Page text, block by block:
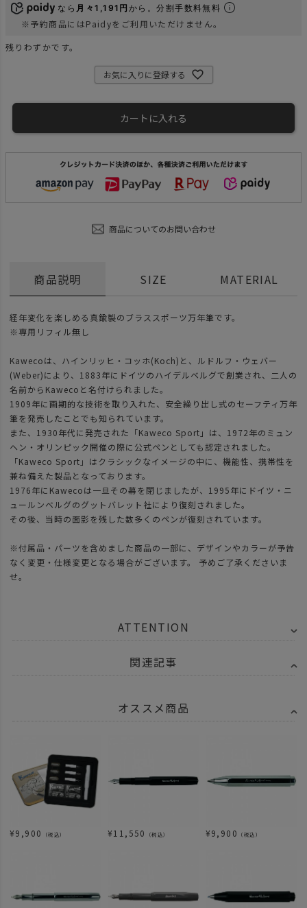
なら 月々1,191円 から。分割手数料無料
※予約商品にはPaidyをご利用いただけません。
残りわずかです。
お気に入りに登録する
カートに入れる
商品についてのお問い合わせ
商品説明
経年変化を楽しめる真鍮製のブラススポーツ万年筆です。
※専用リフィル無し
Kawecoは、ハインリッヒ・コッホ(Koch)と、ルドルフ・ウェバー
(Weber)により、1883年にドイツのハイデルベルグで創業され、二人の
名前からKawecoと名付けられました。
1909年に画期的な技術を取り入れた、安全繰り出し式のセーフティ万年
筆を発売したことでも知られています。
また、1930年代に発売された「Kaweco Sport」は、1972年のミュン
ヘン・オリンピック開催の際に公式ペンとしても認定されました。
「Kaweco Sport」はクラシックなイメージの中に、機能性、携帯性を
兼ね備えた製品となっております。
1976年にKawecoは一旦その幕を閉じましたが、1995年にドイツ・ニ
ュールンベルグのグットバレット社により復刻されました。
その後、当時の面影を残した数多くのペンが復刻されています。
※付属品・パーツを含めました商品の一部に、デザインやカラーが予告
なく変更・仕様変更となる場合がございます。 予めご了承くださいま
せ。
SIZE MATERIAL
ATTENTION
関連記事
オススメ商品
¥9,900 （税込） ¥11,550 （税込） ¥9,900 （税込）